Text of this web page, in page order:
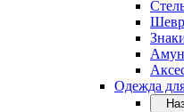
Одежда